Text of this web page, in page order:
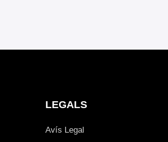
LEGALS
Avís Legal